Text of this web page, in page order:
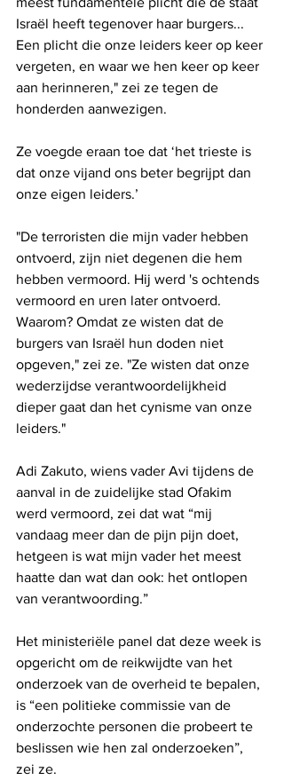
Israël heeft tegenover haar burgers...
Een plicht die onze leiders keer op keer
vergeten, en waar we hen keer op keer
aan herinneren," zei ze tegen de
honderden aanwezigen.
Ze voegde eraan toe dat ‘het trieste is
dat onze vijand ons beter begrijpt dan
onze eigen leiders.’
"De terroristen die mijn vader hebben
ontvoerd, zijn niet degenen die hem
hebben vermoord. Hij werd 's ochtends
vermoord en uren later ontvoerd.
Waarom? Omdat ze wisten dat de
burgers van Israël hun doden niet
opgeven," zei ze. "Ze wisten dat onze
wederzijdse verantwoordelijkheid
dieper gaat dan het cynisme van onze
leiders."
Adi Zakuto, wiens vader Avi tijdens de
aanval in de zuidelijke stad Ofakim
werd vermoord, zei dat wat “mij
vandaag meer dan de pijn pijn doet,
hetgeen is wat mijn vader het meest
haatte dan wat dan ook: het ontlopen
van verantwoording.”
Het ministeriële panel dat deze week is
opgericht om de reikwijdte van het
onderzoek van de overheid te bepalen,
is “een politieke commissie van de
onderzochte personen die probeert te
beslissen wie hen zal onderzoeken”,
zei ze.